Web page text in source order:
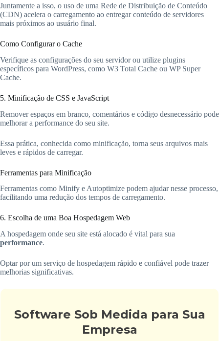
Juntamente a isso, o uso de uma Rede de Distribuição de Conteúdo
(CDN) acelera o carregamento ao entregar conteúdo de servidores
mais próximos ao usuário final.
Como Configurar o Cache
Verifique as configurações do seu servidor ou utilize plugins
específicos para WordPress, como W3 Total Cache ou WP Super
Cache.
5. Minificação de CSS e JavaScript
Remover espaços em branco, comentários e código desnecessário pode
melhorar a performance do seu site.
Essa prática, conhecida como minificação, torna seus arquivos mais
leves e rápidos de carregar.
Ferramentas para Minificação
Ferramentas como Minify e Autoptimize podem ajudar nesse processo,
facilitando uma redução dos tempos de carregamento.
6. Escolha de uma Boa Hospedagem Web
A hospedagem onde seu site está alocado é vital para sua
performance.
Optar por um serviço de hospedagem rápido e confiável pode trazer
melhorias significativas.
Software Sob Medida para Sua
Empresa